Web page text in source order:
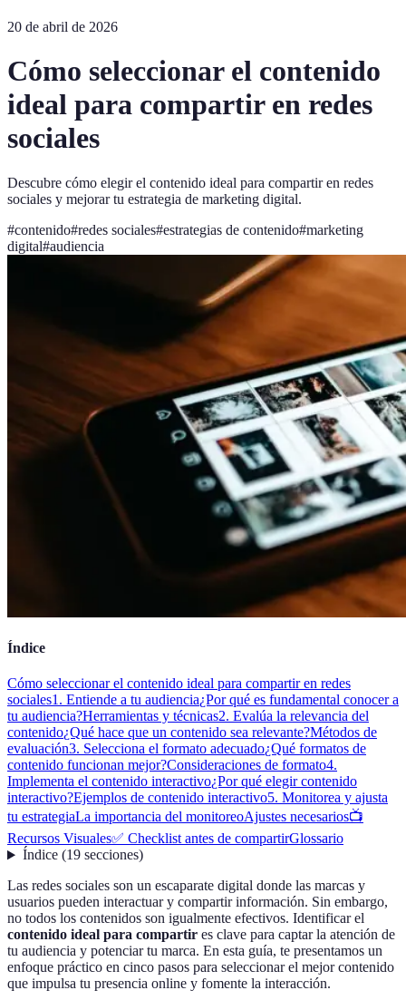
20 de abril de 2026
Cómo seleccionar el contenido
ideal para compartir en redes
sociales
Descubre cómo elegir el contenido ideal para compartir en redes
sociales y mejorar tu estrategia de marketing digital.
#contenido#redes sociales#estrategias de contenido#marketing
digital#audiencia
Índice
Cómo seleccionar el contenido ideal para compartir en redes
sociales1. Entiende a tu audiencia¿Por qué es fundamental conocer a
tu audiencia?Herramientas y técnicas2. Evalúa la relevancia del
contenido¿Qué hace que un contenido sea relevante?Métodos de
evaluación3. Selecciona el formato adecuado¿Qué formatos de
contenido funcionan mejor?Consideraciones de formato4.
Implementa el contenido interactivo¿Por qué elegir contenido
interactivo?Ejemplos de contenido interactivo5. Monitorea y ajusta
tu estrategiaLa importancia del monitoreoAjustes necesarios📺
Recursos Visuales✅ Checklist antes de compartirGlossario
Índice(19 secciones)
Las redes sociales son un escaparate digital donde las marcas y
usuarios pueden interactuar y compartir información. Sin embargo,
no todos los contenidos son igualmente efectivos. Identificar el
contenido ideal para compartir es clave para captar la atención de
tu audiencia y potenciar tu marca. En esta guía, te presentamos un
enfoque práctico en cinco pasos para seleccionar el mejor contenido
que impulsa tu presencia online y fomente la interacción.